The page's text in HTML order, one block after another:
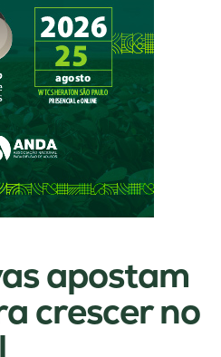
apostam
crescer no